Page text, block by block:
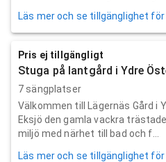
Läs mer och se tillgänglighet
Pris ej tillgängligt
Stuga på lantgård i Ydre
7 sängplatser
Välkommen till Lägernäs Gård i
Eksjö den gamla vackra
miljö med närhet till bad och f...
Läs mer och se tillgänglighet